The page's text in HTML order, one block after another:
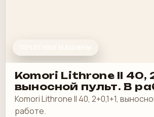
Komori Lithrone II 40,
выносной пульт. В
Komori Lithrone II 40, 2+0,1+1,
работе.